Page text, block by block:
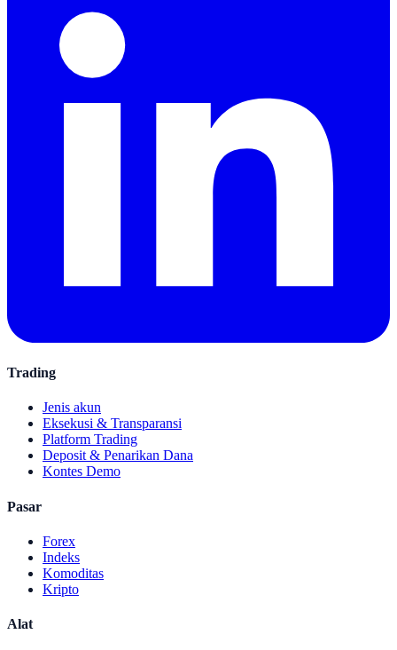
Trading
Jenis akun
Eksekusi & Transparansi
Platform Trading
Deposit & Penarikan Dana
Kontes Demo
Pasar
Forex
Indeks
Komoditas
Kripto
Alat